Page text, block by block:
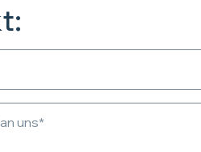
uns*